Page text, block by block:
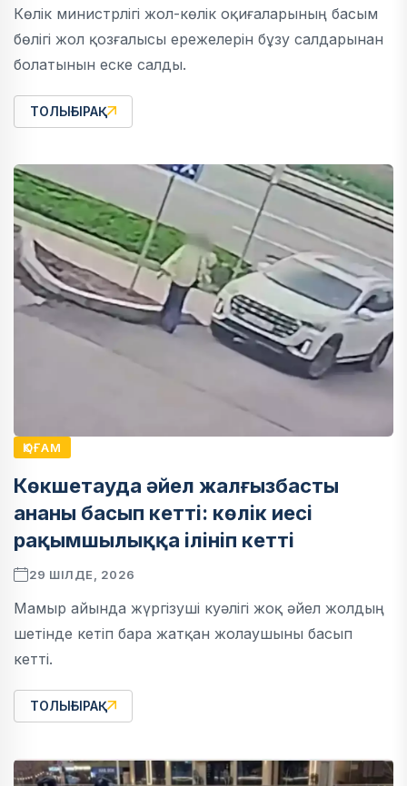
Көлік министрлігі жол-көлік оқиғаларының басым
бөлігі жол қозғалысы ережелерін бұзу салдарынан
болатынын еске салды.
ТОЛЫҒЫРАҚ
ҚОҒАМ
Көкшетауда әйел жалғызбасты
ананы басып кетті: көлік иесі
рақымшылыққа ілініп кетті
29 ШІЛДЕ, 2026
Мамыр айында жүргізуші куәлігі жоқ әйел жолдың
шетінде кетіп бара жатқан жолаушыны басып
кетті.
ТОЛЫҒЫРАҚ